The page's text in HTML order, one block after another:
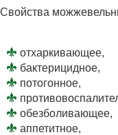
Свойства
отхаркивающее,
бактерицидное,
потогонное,
обезболивающее,
аппетитное,